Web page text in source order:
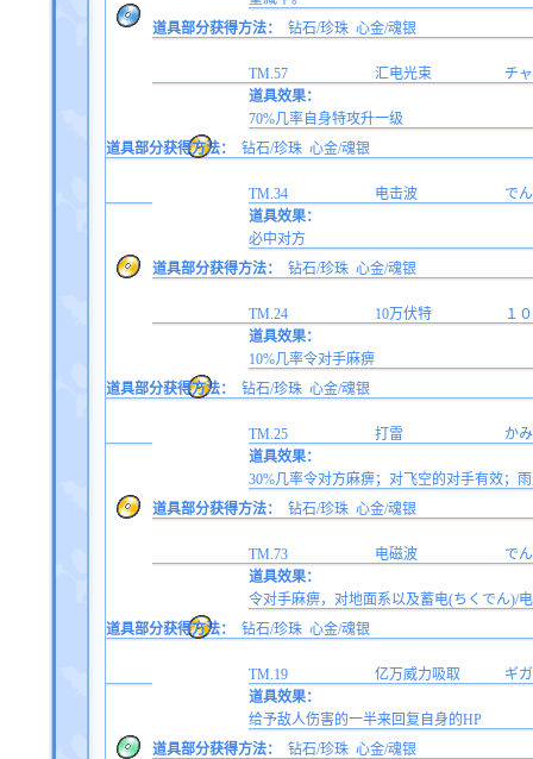
道具部分获得方法：
钻石/珍珠 心金/魂银
TM.57 汇电光束
チ
道具效果：
70%几率自身特攻升一级
道具部分获得方法：
钻石/珍珠 心金/魂银
TM.34 电击波
で
道具效果：
必中对方
道具部分获得方法：
钻石/珍珠 心金/魂银
TM.24 10万伏特
１
道具效果：
10%几率令对手麻痹
道具部分获得方法：
钻石/珍珠 心金/魂银
TM.25 打雷
か
道具效果：
30%几率令对方麻痹；对飞空的对手有效；
道具部分获得方法：
钻石/珍珠 心金/魂银
TM.73 电磁波
で
道具效果：
令对手麻痹，对地面系以及蓄电(ちくでん)/
道具部分获得方法：
钻石/珍珠 心金/魂银
TM.19 亿万威力吸取
ギ
道具效果：
给予敌人伤害的一半来回复自身的HP
道具部分获得方法：
钻石/珍珠 心金/魂银